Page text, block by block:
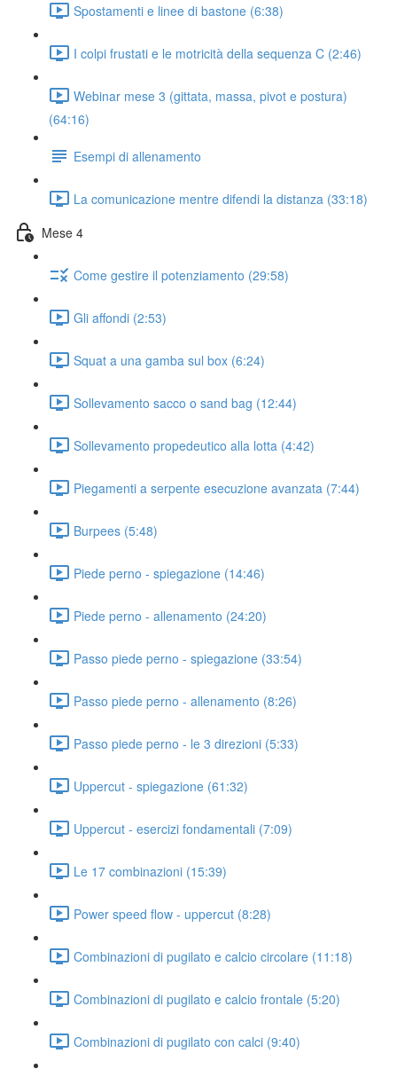
Spostamenti e linee di bastone (6:38)
I colpi frustati e le motricità della sequenza C (2:46)
Webinar mese 3 (gittata, massa, pivot e postura)
(64:16)
Esempi di allenamento
La comunicazione mentre difendi la distanza (33:18)
Mese 4
Come gestire il potenziamento (29:58)
Gli affondi (2:53)
Squat a una gamba sul box (6:24)
Sollevamento sacco o sand bag (12:44)
Sollevamento propedeutico alla lotta (4:42)
Piegamenti a serpente esecuzione avanzata (7:44)
Burpees (5:48)
Piede perno - spiegazione (14:46)
Piede perno - allenamento (24:20)
Passo piede perno - spiegazione (33:54)
Passo piede perno - allenamento (8:26)
Passo piede perno - le 3 direzioni (5:33)
Uppercut - spiegazione (61:32)
Uppercut - esercizi fondamentali (7:09)
Le 17 combinazioni (15:39)
Power speed flow - uppercut (8:28)
Combinazioni di pugilato e calcio circolare (11:18)
Combinazioni di pugilato e calcio frontale (5:20)
Combinazioni di pugilato con calci (9:40)